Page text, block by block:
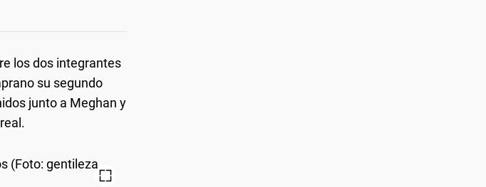
los dos integrantes
su segundo
junto a Meghan y